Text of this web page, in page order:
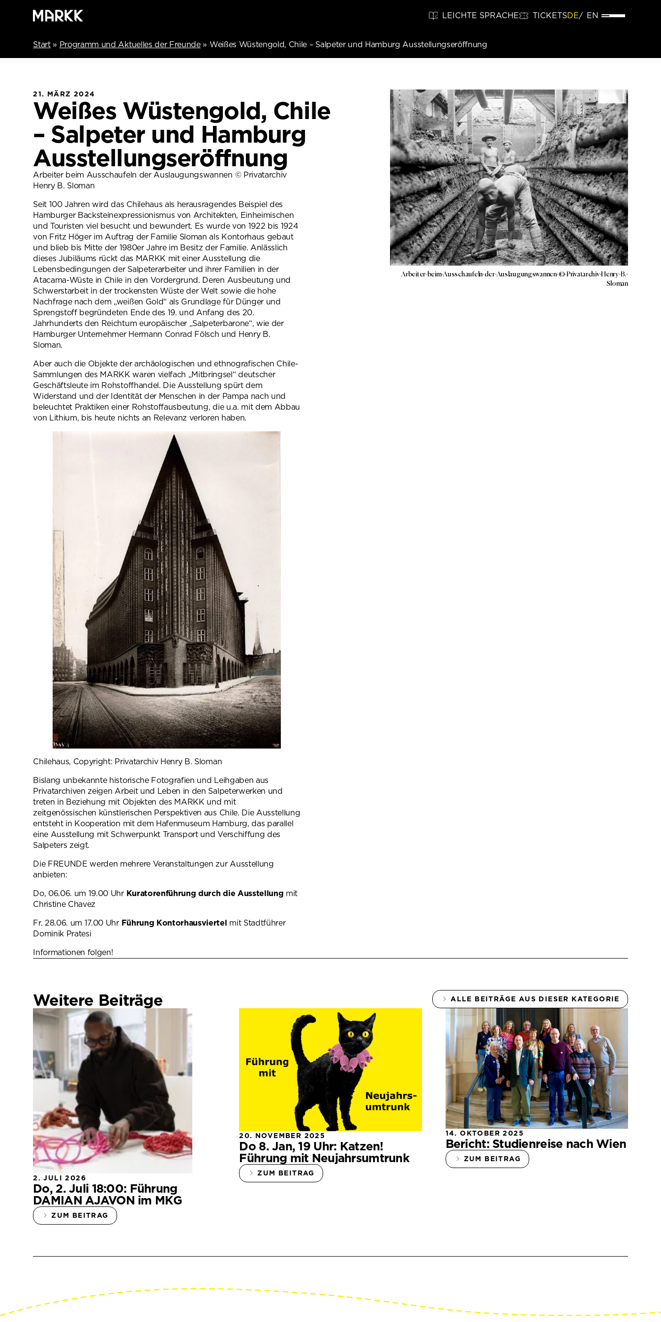
LEICHTE SPRACHE TICKETSDE EN
Start» Programm und Aktuelles der Freunde» Weißes Wüstengold, Chile – Salpeter und Hamburg Ausstellungseröffnung
21. MÄRZ 2024
Weißes Wüstengold, Chile
– Salpeter und Hamburg
Ausstellungseröffnung
Arbeiter beim Ausschaufeln der Auslaugungswannen © Privatarchiv
Henry B. Sloman
Seit 100 Jahren wird das Chilehaus als herausragendes Beispiel des
Hamburger Backsteinexpressionismus von Architekten, Einheimischen
und Touristen viel besucht und bewundert. Es wurde von 1922 bis 1924
von Fritz Höger im Auftrag der Familie Sloman als Kontorhaus gebaut
und blieb bis Mitte der 1980er Jahre im Besitz der Familie. Anlässlich
dieses Jubiläums rückt das MARKK mit einer Ausstellung die
Lebensbedingungen der Salpeterarbeiter und ihrer Familien in der
Atacama-Wüste in Chile in den Vordergrund. Deren Ausbeutung und
Schwerstarbeit in der trockensten Wüste der Welt sowie die hohe
Nachfrage nach dem „weißen Gold“ als Grundlage für Dünger und
Sprengstoff begründeten Ende des 19. und Anfang des 20.
Jahrhunderts den Reichtum europäischer „Salpeterbarone“, wie der
Hamburger Unternehmer Hermann Conrad Fölsch und Henry B.
Sloman.
Aber auch die Objekte der archäologischen und ethnografischen Chile-
Sammlungen des MARKK waren vielfach „Mitbringsel“ deutscher
Geschäftsleute im Rohstoffhandel. Die Ausstellung spürt dem
Widerstand und der Identität der Menschen in der Pampa nach und
beleuchtet Praktiken einer Rohstoffausbeutung, die u.a. mit dem Abbau
von Lithium, bis heute nichts an Relevanz verloren haben.
Chilehaus, Copyright: Privatarchiv Henry B. Sloman
Bislang unbekannte historische Fotografien und Leihgaben aus
Privatarchiven zeigen Arbeit und Leben in den Salpeterwerken und
treten in Beziehung mit Objekten des MARKK und mit
zeitgenössischen künstlerischen Perspektiven aus Chile. Die Ausstellung
entsteht in Kooperation mit dem Hafenmuseum Hamburg, das parallel
eine Ausstellung mit Schwerpunkt Transport und Verschiffung des
Salpeters zeigt.
Die FREUNDE werden mehrere Veranstaltungen zur Ausstellung
anbieten:
Do, 06.06. um 19.00 Uhr Kuratorenführung durch die Ausstellung mit
Christine Chavez
Fr. 28.06. um 17.00 Uhr Führung Kontorhausviertel mit Stadtführer
Dominik Pratesi
Informationen folgen!
Arbeiter-beim-Ausschaufeln-der-Auslaugungswannen-©-Privatarchiv-Henry-B.-
Sloman
Weitere Beiträge ALLE BEITRÄGE AUS DIESER KATEGORIE
2. JULI 2026
Do, 2. Juli 18:00: Führung
DAMIAN AJAVON im MKG
ZUM BEITRAG
20. NOVEMBER 2025
Do 8. Jan, 19 Uhr: Katzen!
Führung mit Neujahrsumtrunk
ZUM BEITRAG
14. OKTOBER 2025
Bericht: Studienreise nach Wien
ZUM BEITRAG